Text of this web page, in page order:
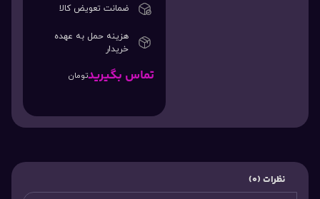
ضمانت تعویض کالا
هزینه حمل به عهده
خریدار
تماس بگیریدتومان
نظرات (0)